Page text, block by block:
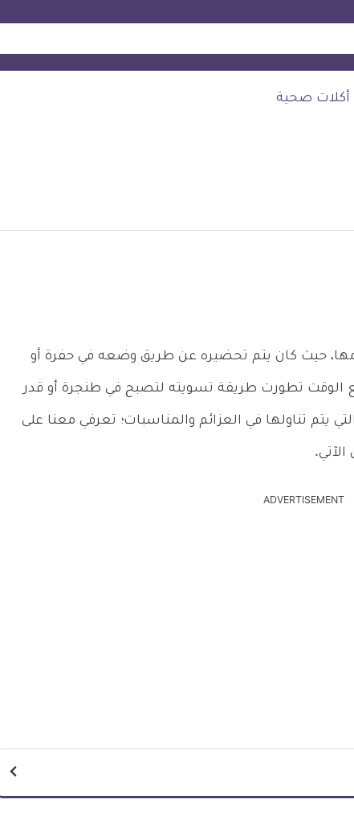
أكلات صحية
حيث كان يتم تحضيره عن طريق وضعه في حفرة أو
الوقت تطورت طريقة تسويته لتصبح في طنجرة أو قدر
يتم تناولها في العزائم والمناسبات؛ تعرفي معنا على
ADVERTISEMENT